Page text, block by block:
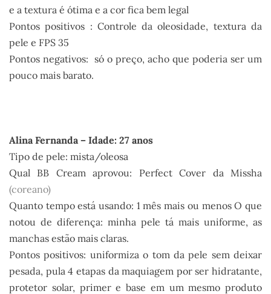
e a textura é ótima e a cor fica bem legal
Pontos positivos : Controle da oleosidade, textura da
pele e FPS 35
Pontos negativos: só o preço, acho que poderia ser um
pouco mais barato.
Alina Fernanda – Idade: 27 anos
Tipo de pele: mista/oleosa
Qual BB Cream aprovou: Perfect Cover da Missha
(coreano)
Quanto tempo está usando: 1 mês mais ou menos O que
notou de diferença: minha pele tá mais uniforme, as
manchas estão mais claras.
Pontos positivos: uniformiza o tom da pele sem deixar
pesada, pula 4 etapas da maquiagem por ser hidratante,
protetor solar, primer e base em um mesmo produto